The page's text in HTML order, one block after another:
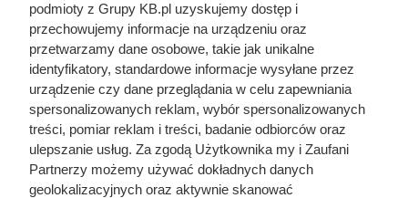
Luksusowa kawa w cenie, jakiej
nie było od bardzo dawna. Klienci
Biedronki zachwyceni
podmioty z Grupy KB.pl uzyskujemy dostęp i
przechowujemy informacje na urządzeniu oraz
przetwarzamy dane osobowe, takie jak unikalne
identyfikatory, standardowe informacje wysyłane przez
urządzenie czy dane przeglądania w celu zapewniania
spersonalizowanych reklam, wybór spersonalizowanych
treści, pomiar reklam i treści, badanie odbiorców oraz
ulepszanie usług. Za zgodą Użytkownika my i Zaufani
Partnerzy możemy używać dokładnych danych
geolokalizacyjnych oraz aktywnie skanować